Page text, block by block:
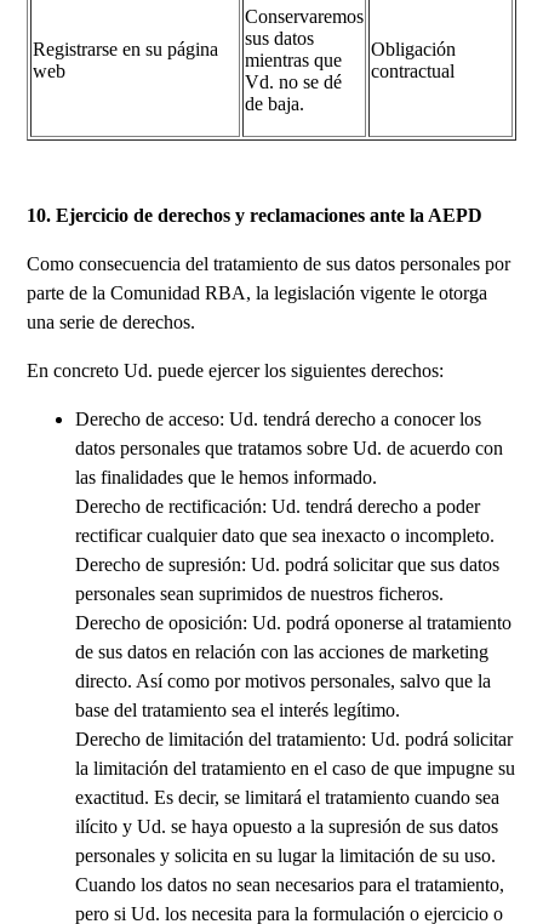
Registrarse en su página
web
Conservaremos
sus datos
mientras que
Vd. no se dé
de baja.
Obligación
contractual
10. Ejercicio de derechos y reclamaciones ante la AEPD
Como consecuencia del tratamiento de sus datos personales por
parte de la Comunidad RBA, la legislación vigente le otorga
una serie de derechos.
En concreto Ud. puede ejercer los siguientes derechos:
Derecho de acceso: Ud. tendrá derecho a conocer los
datos personales que tratamos sobre Ud. de acuerdo con
las finalidades que le hemos informado.
Derecho de rectificación: Ud. tendrá derecho a poder
rectificar cualquier dato que sea inexacto o incompleto.
Derecho de supresión: Ud. podrá solicitar que sus datos
personales sean suprimidos de nuestros ficheros.
Derecho de oposición: Ud. podrá oponerse al tratamiento
de sus datos en relación con las acciones de marketing
directo. Así como por motivos personales, salvo que la
base del tratamiento sea el interés legítimo.
Derecho de limitación del tratamiento: Ud. podrá solicitar
la limitación del tratamiento en el caso de que impugne su
exactitud. Es decir, se limitará el tratamiento cuando sea
ilícito y Ud. se haya opuesto a la supresión de sus datos
personales y solicita en su lugar la limitación de su uso.
Cuando los datos no sean necesarios para el tratamiento,
pero si Ud. los necesita para la formulación o ejercicio o